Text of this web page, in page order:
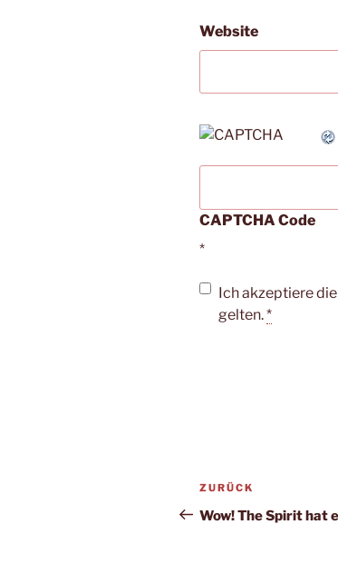
Website
CAPTCHA Code
*
Ich akzeptiere die
gelten.*
Vorheriger
Beitrag
ZURÜCK
Wow! The Spirit hat